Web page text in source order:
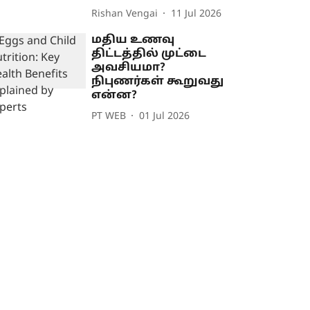
Rishan Vengai 11 Jul 2026
மதிய உணவு
திட்டத்தில் முட்டை
அவசியமா?
நிபுணர்கள் கூறுவது
என்ன?
PT WEB 01 Jul 2026